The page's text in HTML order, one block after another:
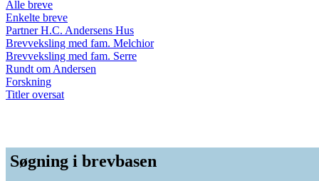
Alle breve
Enkelte breve
Partner H.C. Andersens Hus
Brevveksling med fam. Melchior
Brevveksling med fam. Serre
Rundt om Andersen
Forskning
Titler oversat
Søgning i brevbasen